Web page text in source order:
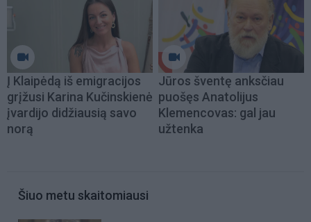
Į Klaipėdą iš emigracijos
grįžusi Karina Kučinskienė
įvardijo didžiausią savo
norą
Jūros šventę anksčiau
puošęs Anatolijus
Klemencovas: gal jau
užtenka
Šiuo metu skaitomiausi